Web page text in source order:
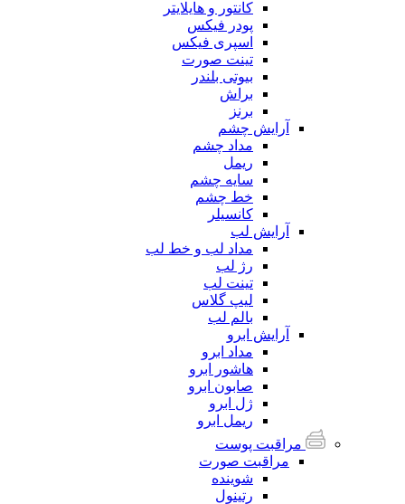
کانتور و هایلایتر
پودر فیکس
اسپری فیکس
تینت صورت
بیوتی بلندر
براش
برنز
آرایش چشم
مداد چشم
ریمل
سایه چشم
خط چشم
کانسیلر
آرایش لب
مداد لب و خط لب
رژ لب
تینت لب
لیپ گلاس
بالم لب
آرایش ابرو
مداد ابرو
هاشور ابرو
صابون ابرو
ژل ابرو
ریمل ابرو
مراقبت پوست
مراقبت صورت
شوینده
رتینول